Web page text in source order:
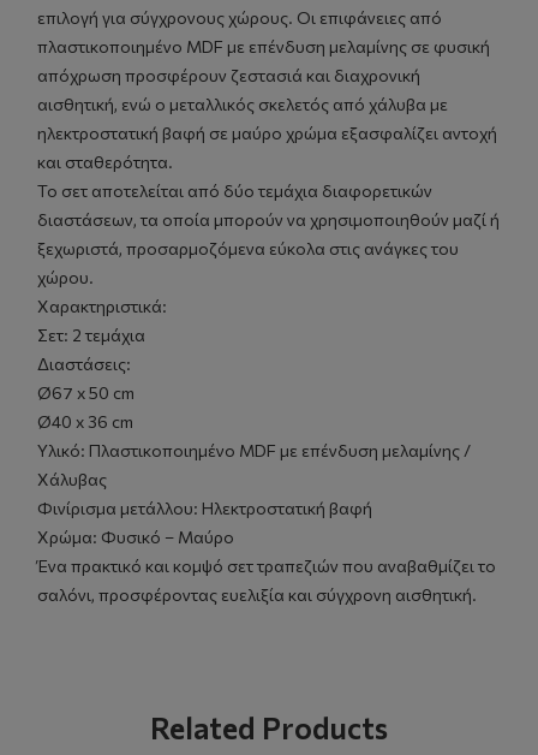
επιλογή για σύγχρονους χώρους. Οι επιφάνειες από
πλαστικοποιημένο MDF με επένδυση μελαμίνης σε φυσική
απόχρωση προσφέρουν ζεστασιά και διαχρονική
αισθητική, ενώ ο μεταλλικός σκελετός από χάλυβα με
ηλεκτροστατική βαφή σε μαύρο χρώμα εξασφαλίζει αντοχή
και σταθερότητα.
Το σετ αποτελείται από δύο τεμάχια διαφορετικών
διαστάσεων, τα οποία μπορούν να χρησιμοποιηθούν μαζί ή
ξεχωριστά, προσαρμοζόμενα εύκολα στις ανάγκες του
χώρου.
Χαρακτηριστικά:
Σετ: 2 τεμάχια
Διαστάσεις:
Ø67 x 50 cm
Ø40 x 36 cm
Υλικό: Πλαστικοποιημένο MDF με επένδυση μελαμίνης /
Χάλυβας
Φινίρισμα μετάλλου: Ηλεκτροστατική βαφή
Χρώμα: Φυσικό – Μαύρο
Ένα πρακτικό και κομψό σετ τραπεζιών που αναβαθμίζει το
σαλόνι, προσφέροντας ευελιξία και σύγχρονη αισθητική.
Related Products